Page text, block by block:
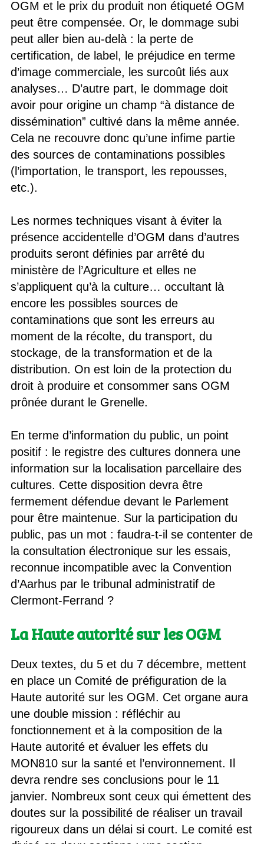
OGM et le prix du produit non étiqueté OGM
peut être compensée. Or, le dommage subi
peut aller bien au-delà : la perte de
certification, de label, le préjudice en terme
d’image commerciale, les surcoût liés aux
analyses… D’autre part, le dommage doit
avoir pour origine un champ “à distance de
dissémination” cultivé dans la même année.
Cela ne recouvre donc qu’une infime partie
des sources de contaminations possibles
(l’importation, le transport, les repousses,
etc.).
Les normes techniques visant à éviter la
présence accidentelle d’OGM dans d’autres
produits seront définies par arrêté du
ministère de l’Agriculture et elles ne
s’appliquent qu’à la culture… occultant là
encore les possibles sources de
contaminations que sont les erreurs au
moment de la récolte, du transport, du
stockage, de la transformation et de la
distribution. On est loin de la protection du
droit à produire et consommer sans OGM
prônée durant le Grenelle.
En terme d’information du public, un point
positif : le registre des cultures donnera une
information sur la localisation parcellaire des
cultures. Cette disposition devra être
fermement défendue devant le Parlement
pour être maintenue. Sur la participation du
public, pas un mot : faudra-t-il se contenter de
la consultation électronique sur les essais,
reconnue incompatible avec la Convention
d’Aarhus par le tribunal administratif de
Clermont-Ferrand ?
La Haute autorité sur les OGM
Deux textes, du 5 et du 7 décembre, mettent
en place un Comité de préfiguration de la
Haute autorité sur les OGM. Cet organe aura
une double mission : réfléchir au
fonctionnement et à la composition de la
Haute autorité et évaluer les effets du
MON810 sur la santé et l’environnement. Il
devra rendre ses conclusions pour le 11
janvier. Nombreux sont ceux qui émettent des
doutes sur la possibilité de réaliser un travail
rigoureux dans un délai si court. Le comité est